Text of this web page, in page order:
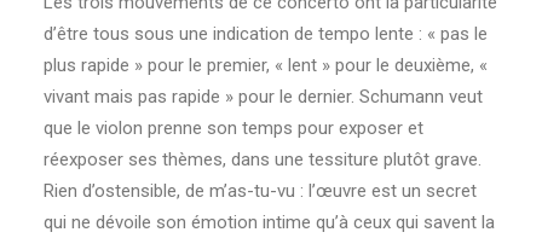
d’être tous sous une indication de tempo lente : « pas le
plus rapide » pour le premier, « lent » pour le deuxième, «
vivant mais pas rapide » pour le dernier. Schumann veut
que le violon prenne son temps pour exposer et
réexposer ses thèmes, dans une tessiture plutôt grave.
Rien d’ostensible, de m’as-tu-vu : l’œuvre est un secret
qui ne dévoile son émotion intime qu’à ceux qui savent la